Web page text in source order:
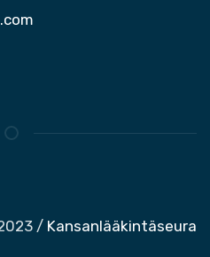
/ Kansanlääkintäseura